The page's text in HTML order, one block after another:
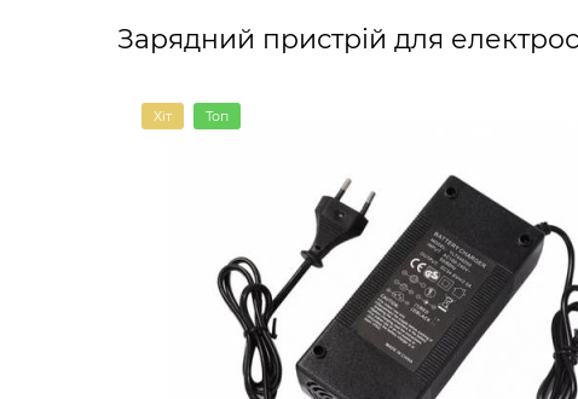
Зарядний пристрій для
Хіт Топ